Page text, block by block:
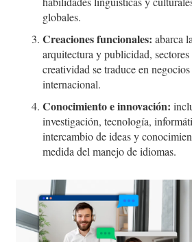
globales.
Creaciones funcionales: abarca
arquitectura y publicidad,
creatividad se traduce en
internacional.
Conocimiento e innovación:
investigación, tecnología,
intercambio de ideas y
medida del manejo de idiomas.